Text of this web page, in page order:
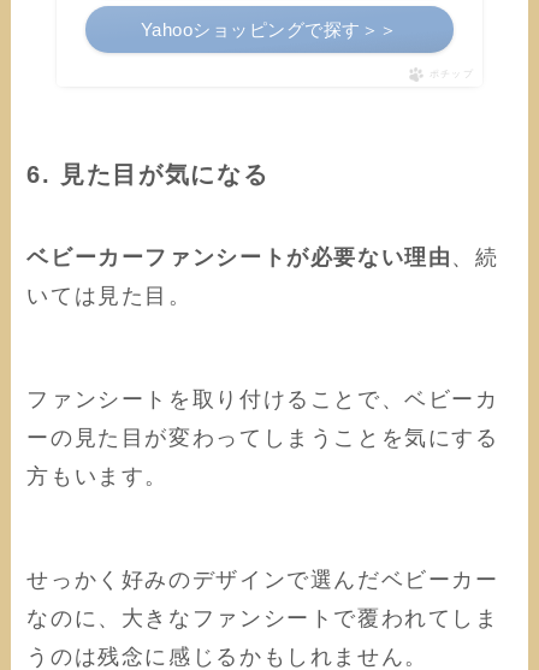
Yahooショッピングで探す＞＞
ポチップ
6. 見た目が気になる
ベビーカーファンシートが必要ない理由 、続
いては見た目。
ファンシートを取り付けることで、ベビーカ
ーの見た目が変わってしまうことを気にする
方もいます。
せっかく好みのデザインで選んだベビーカー
なのに、大きなファンシートで覆われてしま
うのは残念に感じるかもしれません。